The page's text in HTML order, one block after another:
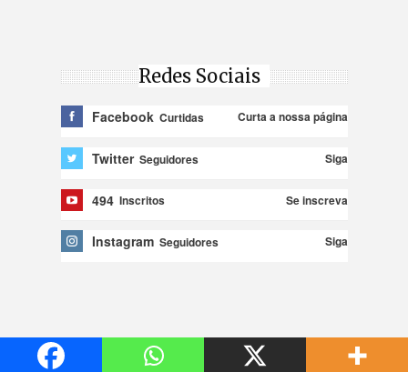
Redes Sociais
Facebook Curtidas Curta a nossa página
Twitter Seguidores Siga
494 Inscritos Se inscreva
Instagram Seguidores Siga